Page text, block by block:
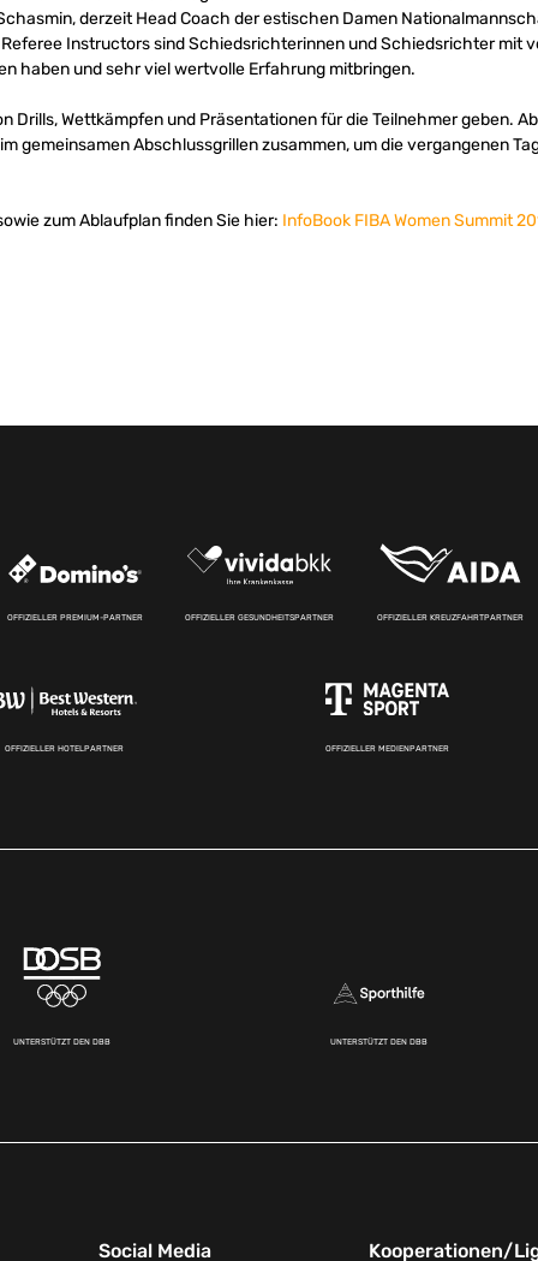
derzeit Head Coach der estischen Damen
Instructors sind Schiedsrichterinnen und Schiedsrichter mit
haben und sehr viel wertvolle Erfahrung mitbringen.
Drills, Wettkämpfen und Präsentationen für die Teilnehmer geben.
gemeinsamen Abschlussgrillen zusammen, um die vergangenen
zum Ablaufplan finden Sie hier: InfoBook FIBA Women Summit
OFFIZIELLER PREMIUM-PARTNER OFFIZIELLER GESUNDHEITSPARTNER OFFIZIELLER KREUZFAHRTPARTNER
HOTELPARTNER OFFIZIELLER MEDIENPARTNER
UNTERSTÜTZT DEN DBB UNTERSTÜTZT DEN DBB
Social Media Kooperationen/